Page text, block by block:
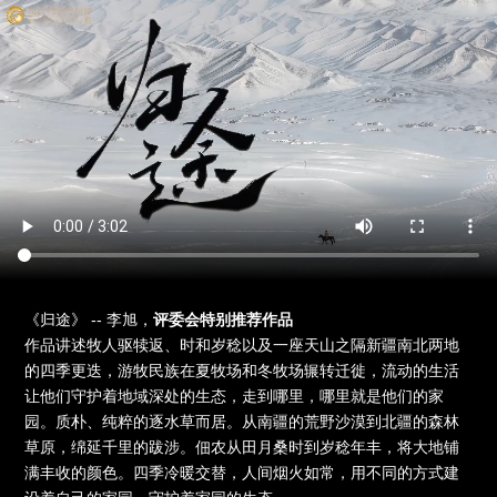
《归途》 -- 李旭，评委会特别推荐作品
作品讲述牧人驱犊返、时和岁稔以及一座天山之隔新疆南北两地
的四季更迭，游牧民族在夏牧场和冬牧场辗转迁徙，流动的生活
让他们守护着地域深处的生态，走到哪里，哪里就是他们的家
园。质朴、纯粹的逐水草而居。从南疆的荒野沙漠到北疆的森林
草原，绵延千里的跋涉。佃农从田月桑时到岁稔年丰，将大地铺
满丰收的颜色。四季冷暖交替，人间烟火如常，用不同的方式建